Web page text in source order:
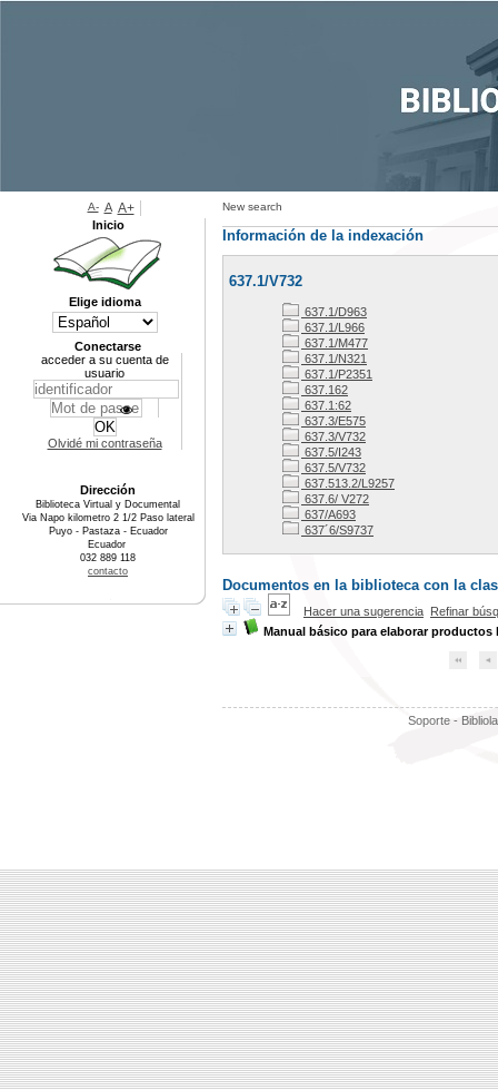
New search
Información de la indexación
637.1/V732
637.1/D963
637.1/L966
637.1/M477
637.1/N321
637.1/P2351
637.162
637.1:62
637.3/E575
637.3/V732
637.5/I243
637.5/V732
637.513.2/L9257
637.6/ V272
637/A693
637´6/S9737
Documentos en la biblioteca con la
Hacer una sugerencia Refinar
Manual básico para elaborar productos
Soporte -
A- A A+
Inicio
Elige idioma
Conectarse
acceder a su cuenta de
usuario
Olvidé mi contraseña
Dirección
Biblioteca Virtual y Documental
Via Napo kilometro 2 1/2 Paso lateral
Puyo - Pastaza - Ecuador
Ecuador
032 889 118
contacto